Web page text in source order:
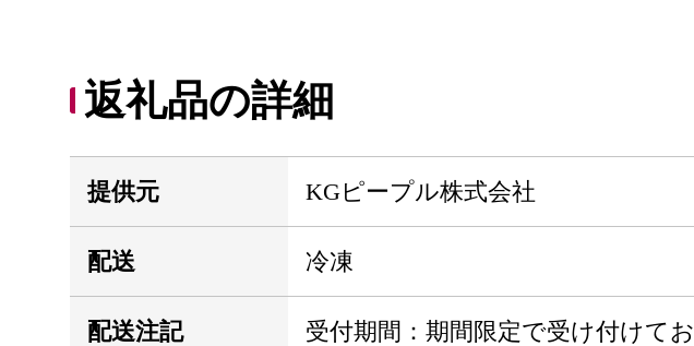
返礼品の詳細
提供元 KGピープル株式会社
配送 冷凍
配送注記
受付期間：期間限定で受け付けてお